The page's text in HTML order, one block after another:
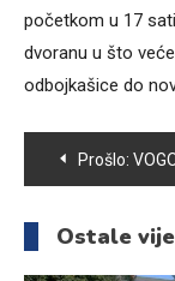
početkom u 17
dvoranu u što
odbojkašice do
članaka
Prošlo: VOGOŠĆANSKO UDRUŽENJE ABNOR
Ostale